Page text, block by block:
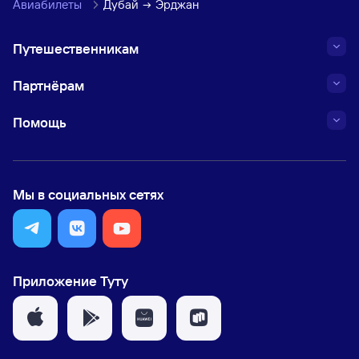
Авиабилеты Дубай Эрджан
Путешественникам
Партнёрам
Помощь
Мы в социальных сетях
Приложение Туту